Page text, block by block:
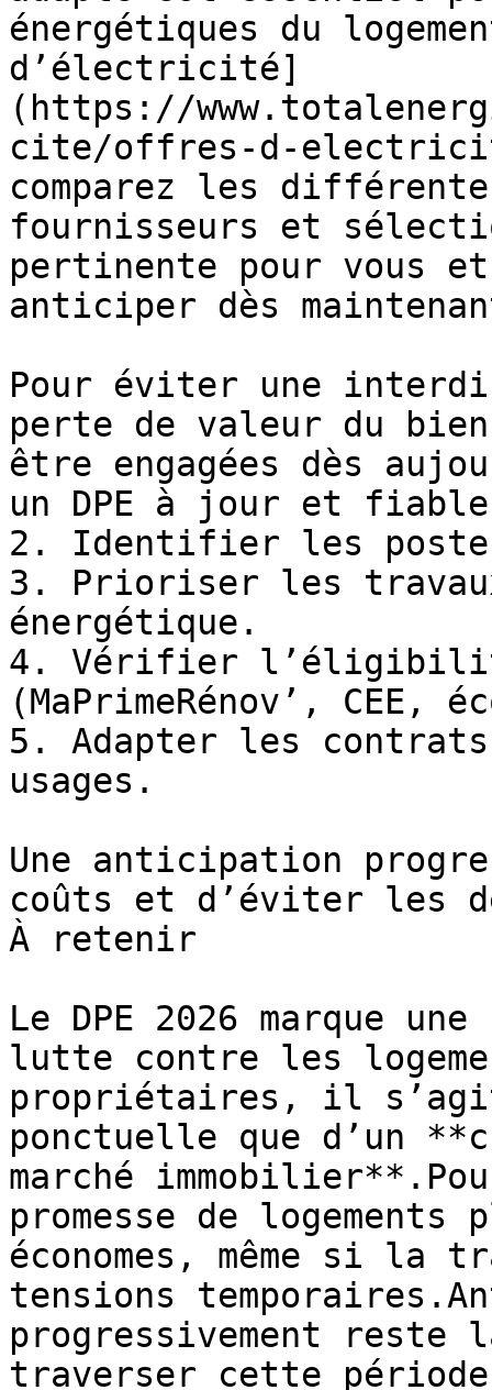
énergétiques du
d’électricité]
(https://
cite/offres-d-
comparez les
fournisseurs et
pertinente pour vous et
anticiper dès
Pour éviter une
perte de valeur du
être engagées dès
un DPE à jour et
2. Identifier les
3. Prioriser les
énergétique.
4. Vérifier
(MaPrimeRénov’, CEE,
5. Adapter les contrats
usages.
Une anticipation
coûts et d’éviter les
À retenir
Le DPE 2026 marque
lutte contre les
propriétaires, il s’agit
ponctuelle que d’un
marché
promesse de
économes, même si la
tensions
progressivement
traverser cette